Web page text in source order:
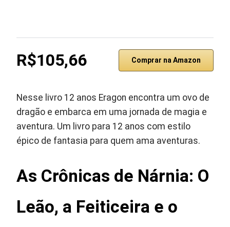
R$105,66 Comprar na Amazon
Nesse livro 12 anos Eragon encontra um ovo de
dragão e embarca em uma jornada de magia e
aventura. Um livro para 12 anos com estilo
épico de fantasia para quem ama aventuras.
As Crônicas de Nárnia: O
Leão, a Feiticeira e o